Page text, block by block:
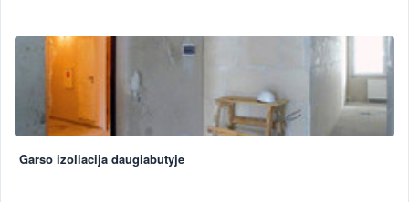
Garso izoliacija daugiabutyje